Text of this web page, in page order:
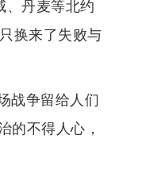
、丹麦等北约
换来了失败与
战争留给人们
的不得人心，